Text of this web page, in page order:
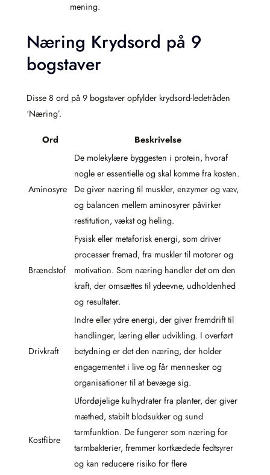
mening.
Næring Krydsord på 9
bogstaver
Disse 8 ord på 9 bogstaver opfylder krydsord-ledetråden
‘Næring’.
Ord Beskrivelse
Aminosyre
De molekylære byggesten i protein, hvoraf
nogle er essentielle og skal komme fra kosten.
De giver næring til muskler, enzymer og væv,
og balancen mellem aminosyrer påvirker
restitution, vækst og heling.
Brændstof
Fysisk eller metaforisk energi, som driver
processer fremad, fra muskler til motorer og
motivation. Som næring handler det om den
kraft, der omsættes til ydeevne, udholdenhed
og resultater.
Drivkraft
Indre eller ydre energi, der giver fremdrift til
handlinger, læring eller udvikling. I overført
betydning er det den næring, der holder
engagementet i live og får mennesker og
organisationer til at bevæge sig.
Kostfibre
Ufordøjelige kulhydrater fra planter, der giver
mæthed, stabilt blodsukker og sund
tarmfunktion. De fungerer som næring for
tarmbakterier, fremmer kortkædede fedtsyrer
og kan reducere risiko for flere